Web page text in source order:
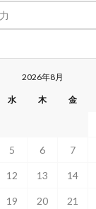
2026年8月
水 木 金
5 6 7
12 13 14
19 20 21